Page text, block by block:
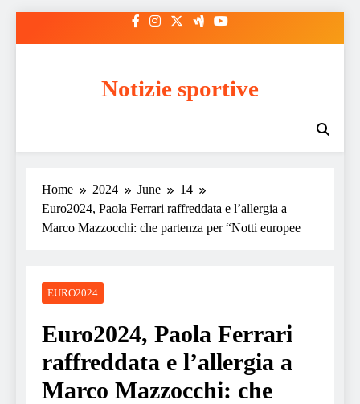
Notizie sportive
Home 2024 June
14
Euro2024, Paola Ferrari raffreddata e l’allergia a
Marco Mazzocchi: che partenza per “Notti europee
EURO2024
Euro2024, Paola Ferrari
raffreddata e l’allergia a
Marco Mazzocchi: che